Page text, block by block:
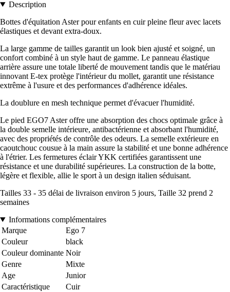
Description
Bottes d'équitation Aster pour enfants en cuir pleine fleur avec lacets
élastiques et devant extra-doux.
La large gamme de tailles garantit un look bien ajusté et soigné, un
confort combiné à un style haut de gamme. Le panneau élastique
arrière assure une totale liberté de mouvement tandis que le matériau
innovant E-tex protège l'intérieur du mollet, garantit une résistance
extrême à l'usure et des performances d'adhérence idéales.
La doublure en mesh technique permet d'évacuer l'humidité.
Le pied EGO7 Aster offre une absorption des chocs optimale grâce à
la double semelle intérieure, antibactérienne et absorbant l'humidité,
avec des propriétés de contrôle des odeurs. La semelle extérieure en
caoutchouc cousue à la main assure la stabilité et une bonne adhérence
à l'étrier. Les fermetures éclair YKK certifiées garantissent une
résistance et une durabilité supérieures. La construction de la botte,
légère et flexible, allie le sport à un design italien séduisant.
Tailles 33 - 35 délai de livraison environ 5 jours, Taille 32 prend 2
semaines
Informations complémentaires
Marque
Ego 7
Couleur
black
Couleur dominante Noir
Genre
Mixte
Age
Junior
Caractéristique
Cuir